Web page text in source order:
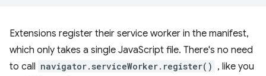
Extensions register their service worker in the manifest,
which only takes a single JavaScript file. There's no need
to call navigator.serviceWorker.register() , like you